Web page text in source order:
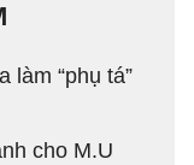
làm “phụ tá”
cho M.U